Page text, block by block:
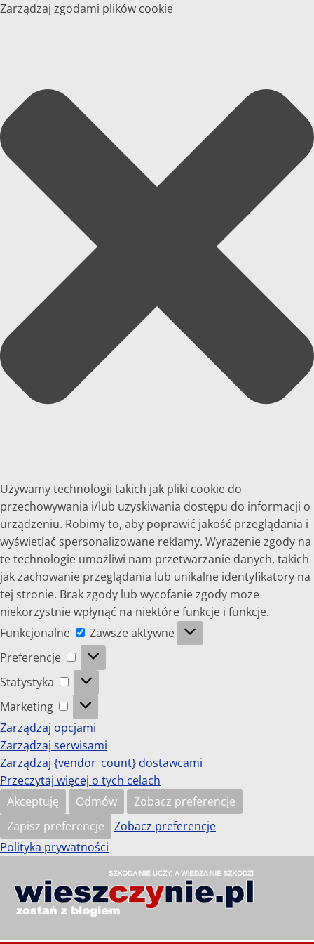
Zarządzaj zgodami plików cookie
Używamy technologii takich jak pliki cookie do
przechowywania i/lub uzyskiwania dostępu do informacji o
urządzeniu. Robimy to, aby poprawić jakość przeglądania i
wyświetlać spersonalizowane reklamy. Wyrażenie zgody na
te technologie umożliwi nam przetwarzanie danych, takich
jak zachowanie przeglądania lub unikalne identyfikatory na
tej stronie. Brak zgody lub wycofanie zgody może
niekorzystnie wpłynąć na niektóre funkcje i funkcje.
Funkcjonalne
Funkcjonalne
Zawsze aktywne
Preferencje
Preferencje
Statystyka
Statystyka
Marketing
Marketing
Zarządzaj opcjami
Zarządzaj serwisami
Zarządzaj {vendor_count} dostawcami
Przeczytaj więcej o tych celach
Akceptuję
Odmów
Zobacz preferencje
Zapisz preferencje
Zobacz preferencje
Polityka prywatności
treściwieszczynie.pl
Szkoda